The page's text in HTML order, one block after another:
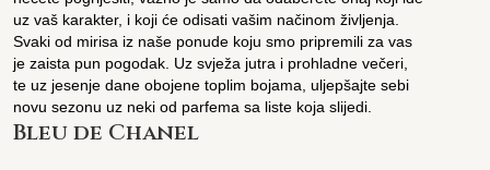
uz vaš karakter, i koji će odisati vašim načinom življenja.
Svaki od mirisa iz naše ponude koju smo pripremili za vas
je zaista pun pogodak. Uz svježa jutra i prohladne večeri,
te uz jesenje dane obojene toplim bojama, uljepšajte sebi
novu sezonu uz neki od parfema sa liste koja slijedi.
Bleu de Chanel